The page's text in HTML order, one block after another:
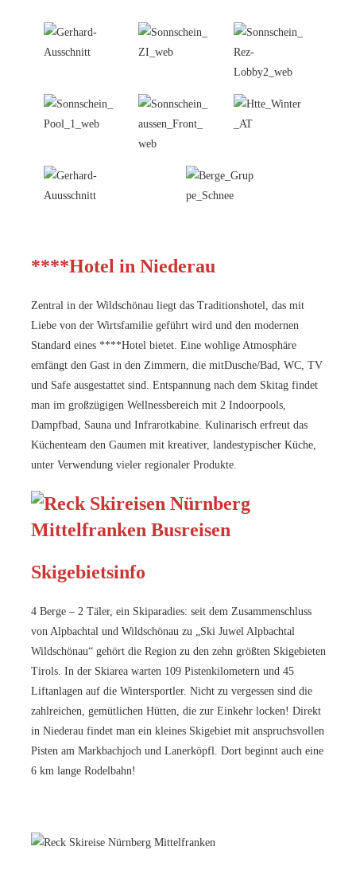
****Hotel in Niederau
Zentral in der Wildschönau liegt das Traditionshotel, das mit
Liebe von der Wirtsfamilie geführt wird und den modernen
Standard eines ****Hotel bietet. Eine wohlige Atmosphäre
emfängt den Gast in den Zimmern, die mitDusche/Bad, WC, TV
und Safe ausgestattet sind. Entspannung nach dem Skitag findet
man im großzügigen Wellnessbereich mit 2 Indoorpools,
Dampfbad, Sauna und Infrarotkabine. Kulinarisch erfreut das
Küchenteam den Gaumen mit kreativer, landestypischer Küche,
unter Verwendung vieler regionaler Produkte.
Skigebietsinfo
4 Berge – 2 Täler, ein Skiparadies: seit dem Zusammenschluss
von Alpbachtal und Wildschönau zu „Ski Juwel Alpbachtal
Wildschönau“ gehört die Region zu den zehn größten Skigebieten
Tirols. In der Skiarea warten 109 Pistenkilometern und 45
Liftanlagen auf die Wintersportler. Nicht zu vergessen sind die
zahlreichen, gemütlichen Hütten, die zur Einkehr locken! Direkt
in Niederau findet man ein kleines Skigebiet mit anspruchsvollen
Pisten am Markbachjoch und Lanerköpfl. Dort beginnt auch eine
6 km lange Rodelbahn!